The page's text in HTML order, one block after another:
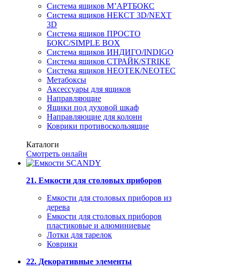
Система ящиков М’АРТБОКС
Система ящиков НЕКСТ 3D/NEXT
3D
Система ящиков ПРОСТО
БОКС/SIMPLE BOX
Система ящиков ИНДИГО/INDIGO
Система ящиков СТРАЙК/STRIKE
Система ящиков НЕОТЕК/NEOTEC
Метабоксы
Аксессуары для ящиков
Направляющие
Ящики под духовой шкаф
Направляющие для колонн
Коврики противоскользящие
Каталоги
Смотреть онлайн
21. Емкости для столовых приборов
Емкости для столовых приборов из
дерева
Емкости для столовых приборов
пластиковые и алюминиевые
Лотки для тарелок
Коврики
22. Декоративные элементы